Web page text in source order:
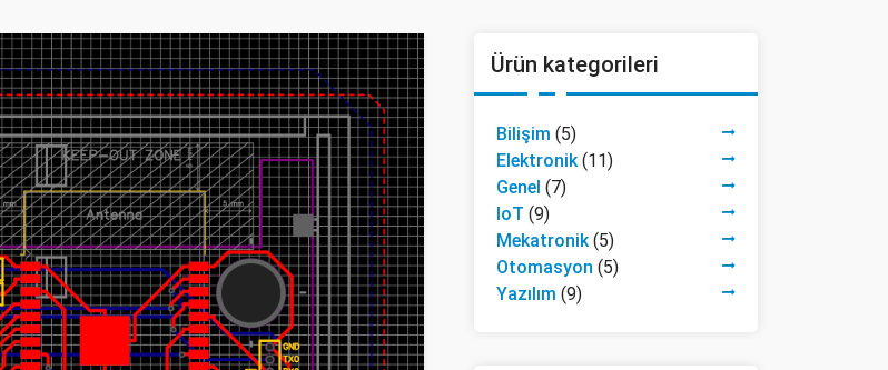
Ürün kategorileri
Bilişim (5)
Elektronik (11)
Genel (7)
IoT (9)
Mekatronik (5)
Otomasyon (5)
Yazılım (9)